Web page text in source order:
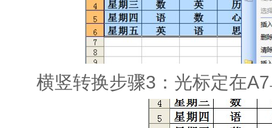
横竖转换步骤3：光标定在A7